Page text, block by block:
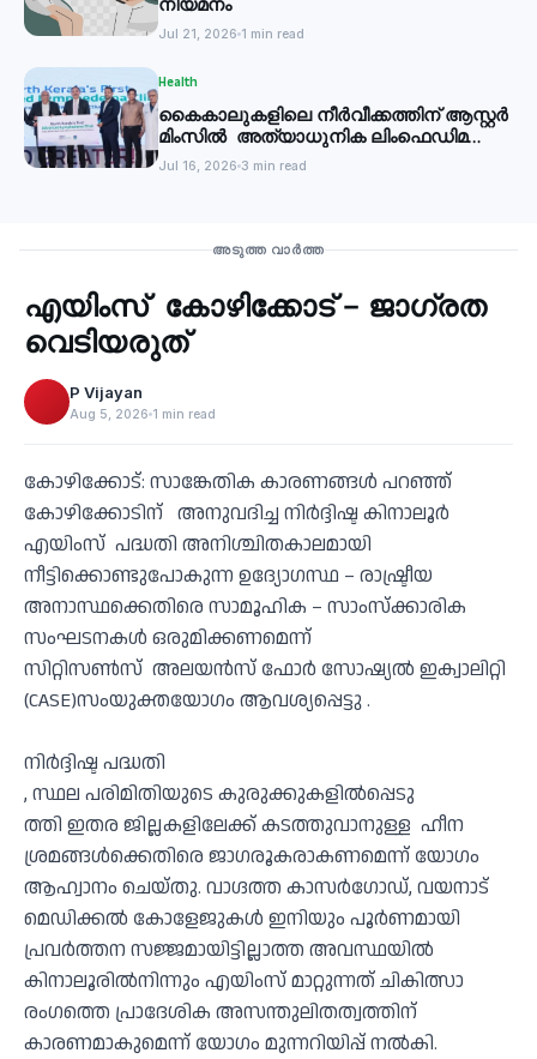
Jul 21, 2026 1 min read
Health
കൈകാലുകളിലെ നീർവീക്കത്തിന് ആസ്റ്റർ
മിംസിൽ അത്യാധുനിക ലിംഫെഡിമ
ക്ലിനിക്ക്
Jul 16, 2026 3 min read
അടുത്ത വാർത്ത
‹
എയിംസ് കോഴിക്കോട് – ജാഗ്രത
വെടിയരുത്
P Vijayan
Aug 5, 2026 1 min read
കോഴിക്കോട്: സാങ്കേതിക കാരണങ്ങൾ പറഞ്ഞ്
കോഴിക്കോടിന് അനുവദിച്ച നിർദ്ദിഷ്ട കിനാലൂർ
എയിംസ് പദ്ധതി അനിശ്ചിതകാലമായി
നീട്ടിക്കൊണ്ടുപോകുന്ന ഉദ്യോഗസ്ഥ – രാഷ്ട്രീയ
അനാസ്ഥക്കെതിരെ സാമൂഹിക – സാംസ്ക്കാരിക
സംഘടനകൾ ഒരുമിക്കണമെന്ന്
സിറ്റിസൺസ് അലയൻസ് ഫോർ സോഷ്യൽ ഇക്വാലിറ്റി
(CASE)സംയുക്തയോഗം ആവശ്യപ്പെട്ടു .
നിർദ്ദിഷ്ട പദ്ധതി
, സ്ഥല പരിമിതിയുടെ കുരുക്കുകളിൽപ്പെടു
ത്തി ഇതര ജില്ലകളിലേക്ക് കടത്തുവാനുള്ള ഹീന
ശ്രമങ്ങൾക്കെതിരെ ജാഗരൂകരാകണമെന്ന് യോഗം
ആഹ്വാനം ചെയ്തു. വാഗ്ദത്ത കാസർഗോഡ്, വയനാട്
മെഡിക്കൽ കോളേജുകൾ ഇനിയും പൂർണമായി
പ്രവർത്തന സജ്ജമായിട്ടില്ലാത്ത അവസ്ഥയിൽ
കിനാലൂരിൽനിന്നും എയിംസ് മാറ്റുന്നത് ചികിത്സാ
രംഗത്തെ പ്രാദേശിക അസന്തുലിതത്വത്തിന്
കാരണമാകുമെന്ന് യോഗം മുന്നറിയിപ്പ് നൽകി.